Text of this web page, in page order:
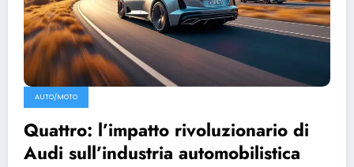
AUTO/MOTO
Quattro: l’impatto rivoluzionario di
Audi sull’industria automobilistica